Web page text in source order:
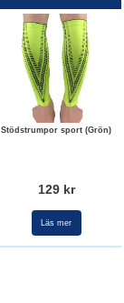
Stödstrumpor sport (Grön)
129 kr
Läs mer